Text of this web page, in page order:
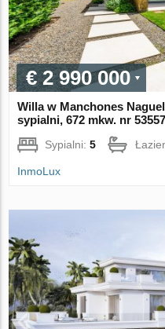
€ 2 990 000
Willa w Manchones
sypialni, 672 mkw. nr 53557
Sypialni:5
InmoLux